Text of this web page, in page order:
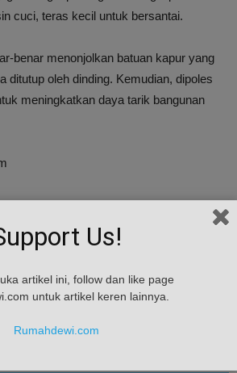
cuci, teras kecil untuk bersantai.
benar menonjolkan batuan kapur yang
ditutup oleh dinding. Kemudian, dipoles
meningkatkan daya tarik bangunan
Us!
artikel ini, follow dan like page
untuk artikel keren lainnya.
Rumahdewi.com